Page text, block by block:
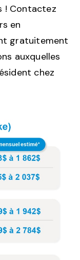
! Contactez
en
gratuitement
auxquelles
chez